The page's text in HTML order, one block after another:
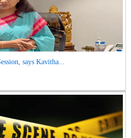
says Kavitha...